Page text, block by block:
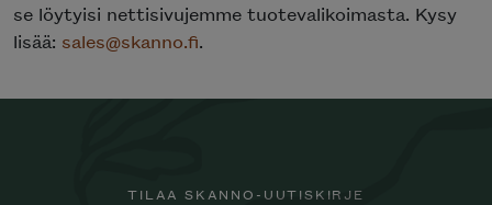
se löytyisi nettisivujemme tuotevalikoimasta. Kysy
lisää: sales@skanno.fi.
TILAA SKANNO-UUTISKIRJE